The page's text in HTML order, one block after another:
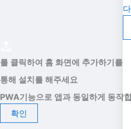
를 클릭하여 홈 화면에 추가하기를
통해 설치를 해주세요
PWA기능으로 앱과 동일하게 동작
확인